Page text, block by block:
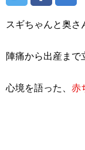
スギちゃんと奥さ
陣痛から出産まで
心境を語った、 赤